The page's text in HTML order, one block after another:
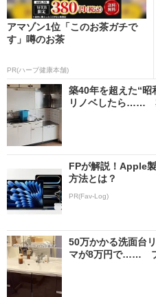
アマゾン1位「このお茶ガチで
す」噂のお茶
PR(ハーブ健康本舗)
築40年を超えた“
リノベしたら……
FPが解説！Apple
方法とは？
PR(Fav-Log)
50万かかる洗面台
マが8万円で……